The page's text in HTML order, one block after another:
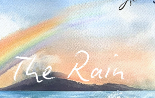
共享空間